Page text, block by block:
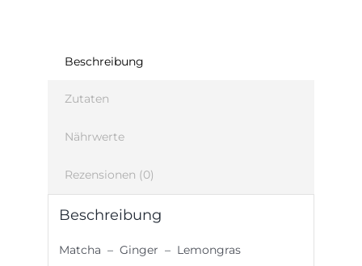
Beschreibung
Zutaten
Nährwerte
Rezensionen (0)
Beschreibung
Matcha – Ginger – Lemongras